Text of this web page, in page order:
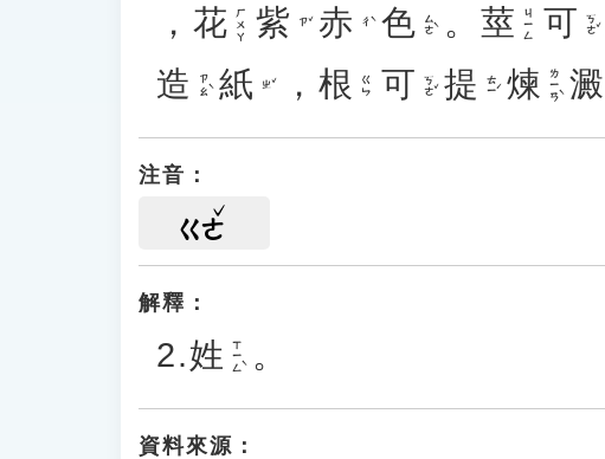
， 花 ㄏㄨㄚ 紫 ㄗˇ 赤 ㄔˋ 色 ㄙㄜˋ 。 莖 ㄐㄧㄥ 可 ㄎㄜˇ
造 ㄗㄠˋ 紙 ㄓˇ ， 根 ㄍㄣ 可 ㄎㄜˇ 提 ㄊㄧˊ 煉 ㄌㄧㄢˋ 澱
注音：
ㄍㄜ
解釋：
2.姓 ㄒㄧㄥˋ 。
資料來源：